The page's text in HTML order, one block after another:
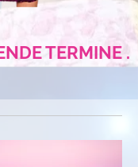
TERMINE .